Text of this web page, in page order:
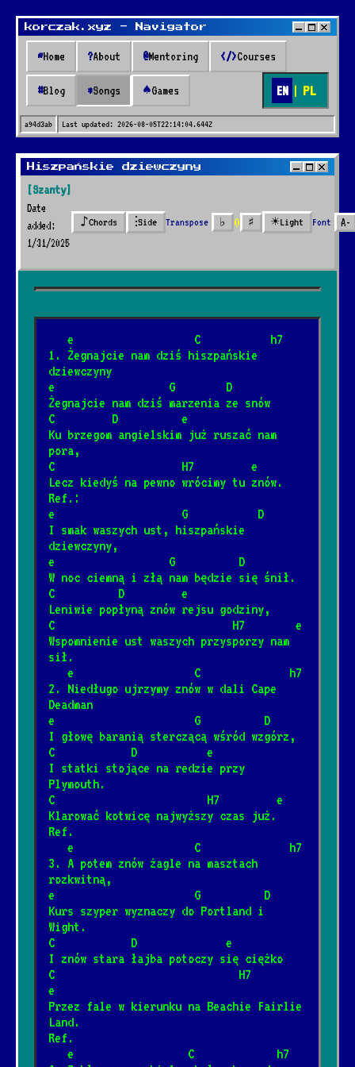
korczak.xyz - Navigator
~Home ?About @Mentoring </>Courses
#Blog *Songs ♠Games EN | PL
a94d3ab Last updated: 2026-08-05T22:14:04.644Z
Songs
Nazywali go marynarz
1/22/2025[Artur Andrus]📺
Piłem w Spale spałem w Pile
12/4/2024[Artur Andrus] 📺
Sąsiedzi
Rzuć jakieś drobne na wino
8/8/2024 [Brudne Dzieci Sida]📺
Trzy akordy darcie mordy
1/12/2025[Brudne Dzieci Sida]📺
Za daleko
8/8/2024
*
Barka
1/17/2025
3/12/2025[Dżem]📺
* Dzieci
12/4/2024[Elektryczne Gitary]
3/8/2026 [Fasolki]
Never Going Back Again
Hiszpańskie dziewczyny
[Szanty]
Date
added:
1/31/2025
♪Chords ⫶Side Transpose ♭ 0 ♯ ☀Light Font A-
   e                   C           h7
1. Żegnajcie nam dziś hiszpańskie
dziewczyny
e                  G        D
Żegnajcie nam dziś marzenia ze snów
C         D          e
Ku brzegom angielskim już ruszać nam
pora,
C                    H7         e
Lecz kiedyś na pewno wrócimy tu znów.
Ref.:
e                    G           D
I smak waszych ust, hiszpańskie
dziewczyny,
e                  G          D
W noc ciemną i złą nam będzie się śnił.
C          D         e
Leniwie popłyną znów rejsu godziny,
C                            H7        e
Wspomnienie ust waszych przysporzy nam
sił.
   e                   C              h7
2. Niedługo ujrzymy znów w dali Cape
Deadman
e                      G          D
I głowę baranią sterczącą wśród wzgórz,
C            D           e
I statki stojące na redzie przy
Plymouth.
C                        H7         e
Klarować kotwicę najwyższy czas już.
Ref.
   e                   C              h7
3. A potem znów żagle na masztach
rozkwitną,
e                      G          D
Kurs szyper wyznaczy do Portland i
Wight.
C            D              e
I znów stara łajba potoczy się ciężko
C                             H7
e
Przez fale w kierunku na Beachie Fairlie
Land.
Ref.
   e                  C             h7